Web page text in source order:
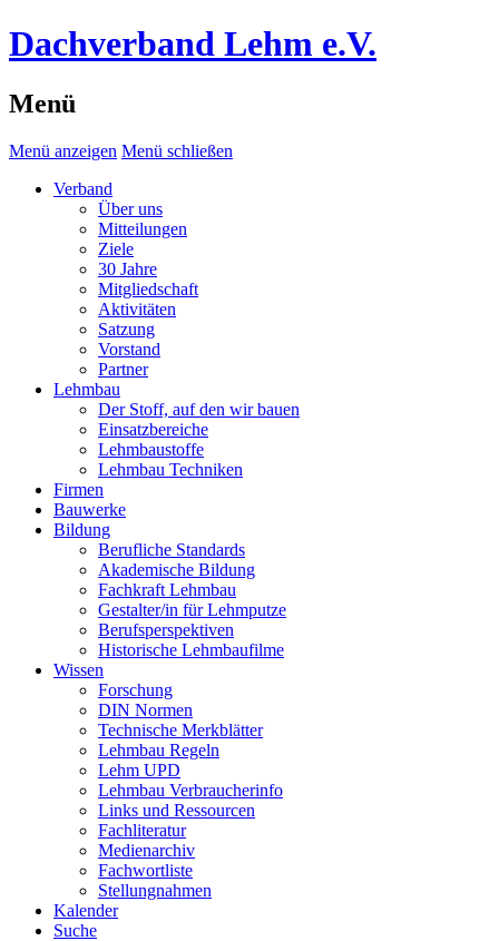
Dachverband Lehm e.V.
Menü
Menü anzeigen Menü schließen
Verband
Über uns
Mitteilungen
Ziele
30 Jahre
Mitgliedschaft
Aktivitäten
Satzung
Vorstand
Partner
Lehmbau
Der Stoff, auf den wir bauen
Einsatzbereiche
Lehmbaustoffe
Lehmbau Techniken
Firmen
Bauwerke
Bildung
Berufliche Standards
Akademische Bildung
Fachkraft Lehmbau
Gestalter/in für Lehmputze
Berufsperspektiven
Historische Lehmbaufilme
Wissen
Forschung
DIN Normen
Technische Merkblätter
Lehmbau Regeln
Lehm UPD
Lehmbau Verbraucherinfo
Links und Ressourcen
Fachliteratur
Medienarchiv
Fachwortliste
Stellungnahmen
Kalender
Suche